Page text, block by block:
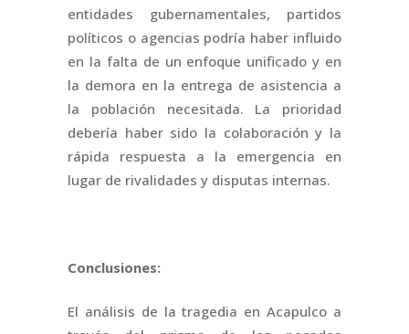
entidades gubernamentales, partidos
políticos o agencias podría haber influido
en la falta de un enfoque unificado y en
la demora en la entrega de asistencia a
la población necesitada. La prioridad
debería haber sido la colaboración y la
rápida respuesta a la emergencia en
lugar de rivalidades y disputas internas.
Conclusiones:
El análisis de la tragedia en Acapulco a